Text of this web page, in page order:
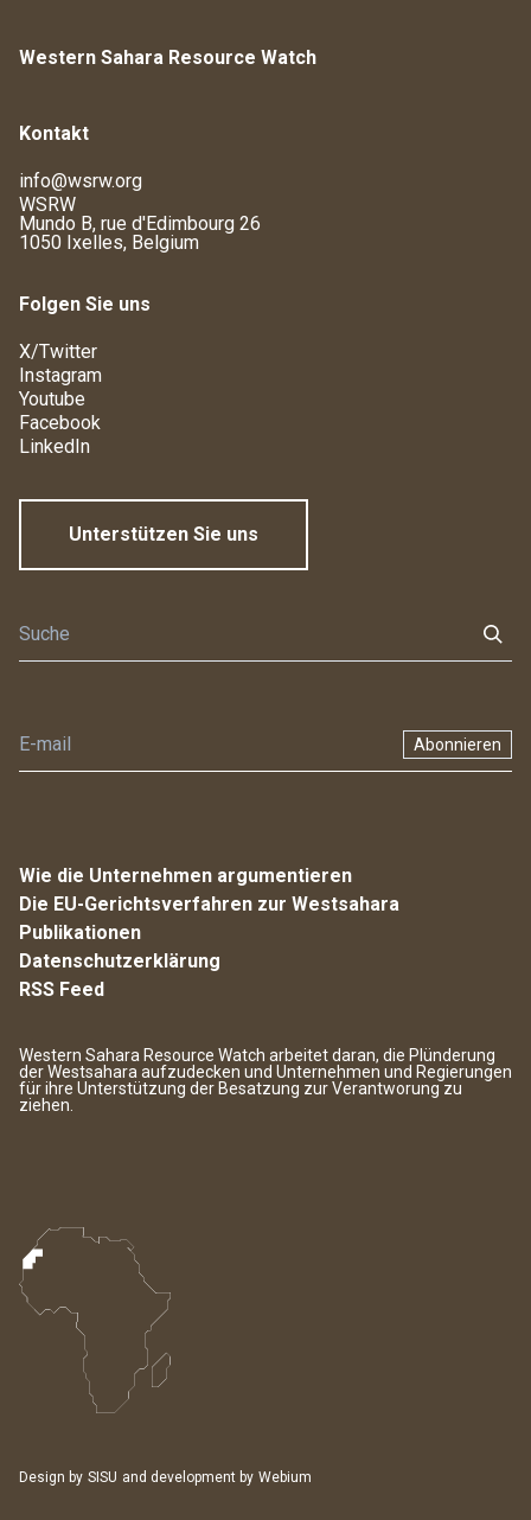
Western Sahara Resource Watch
Kontakt
info@wsrw.org
WSRW
Mundo B, rue d'Edimbourg 26
1050 Ixelles, Belgium
Folgen Sie uns
X/Twitter
Instagram
Youtube
Facebook
LinkedIn
Unterstützen Sie uns
Abonnieren
Wie die Unternehmen argumentieren
Die EU-Gerichtsverfahren zur Westsahara
Publikationen
Datenschutzerklärung
RSS Feed
Western Sahara Resource Watch arbeitet daran, die Plünderung
der Westsahara aufzudecken und Unternehmen und Regierungen
für ihre Unterstützung der Besatzung zur Verantworung zu
ziehen.
Design by SISU and development by Webium